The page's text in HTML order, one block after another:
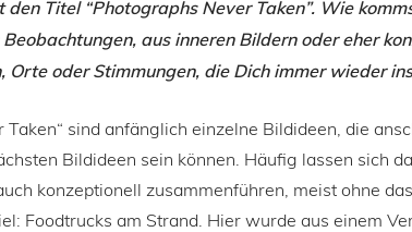
den Titel “Photographs Never Taken”. Wie
aus inneren Bildern oder eher
Orte oder Stimmungen, die Dich immer wieder
Taken“ sind anfänglich einzelne Bildideen, die
Bildideen sein können. Häufig lassen sich
konzeptionell zusammenführen, meist ohne
Foodtrucks am Strand. Hier wurde aus einem